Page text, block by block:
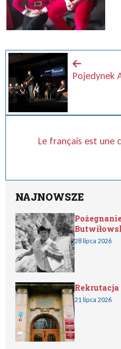
Pojedynek
Le français est une
NAJNOWSZE
28 lipca 2026
Rekrutacja
21 lipca 2026